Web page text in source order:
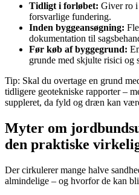
Tidligt i forløbet: Giver ro
forsvarlige fundering.
Inden byggeansøgning:
dokumentation til
Før køb af byggegrund:
grunde med skjulte risici og
Tip: Skal du overtage en grund
tidligere geotekniske rapporter –
suppleret, da fyld og dræn kan
Myter om
den praktiske
Der cirkulerer mange halve
almindelige – og hvorfor de kan